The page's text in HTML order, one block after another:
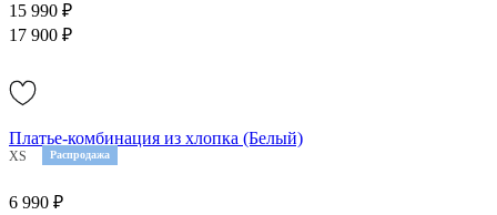
15 990 ₽
17 900 ₽
Распродажа
Платье-комбинация из хлопка (Белый)
XS M
6 990 ₽